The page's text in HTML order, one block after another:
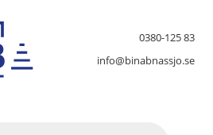
0380-125 83
info@binabnassjo.se